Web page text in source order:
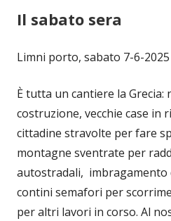
Il sabato sera
Limni porto, sabato 7-6-2025
È tutta un cantiere la Grecia:
costruzione, vecchie case
cittadine stravolte per fare
montagne sventrate per
autostradali,
contini semafori per
per altri lavori in corso. Al